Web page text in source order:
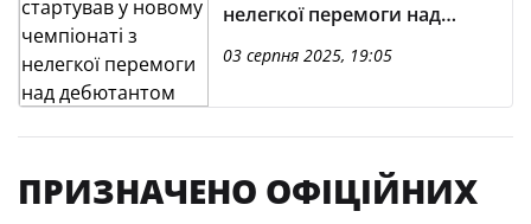
нелегкої перемоги над
03 серпня 2025, 19:05
ПРИЗНАЧЕНО ОФІЦІЙНИХ